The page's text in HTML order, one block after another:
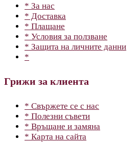
* За нас
* Доставка
* Плащане
* Условия за ползване
* Защита на личните данни
*
Грижи за клиента
* Свържете се с нас
* Полезни съвети
* Връщане и замяна
* Карта на сайта